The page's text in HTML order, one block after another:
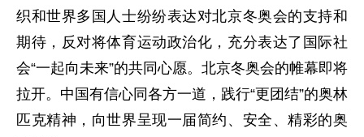
织和世界多国人士纷纷表达对北京冬奥会的支持和
期待，反对将体育运动政治化，充分表达了国际社
会“一起向未来”的共同心愿。北京冬奥会的帷幕即将
拉开。中国有信心同各方一道，践行“更团结”的奥林
匹克精神，向世界呈现一届简约、安全、精彩的奥